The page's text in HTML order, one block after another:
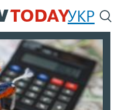
Перейти
к
содержанию
УКР